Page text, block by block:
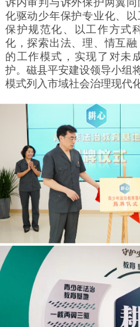
诉内审判与诉外保护两翼
化驱动少年保护专业化、
保护规范化、以工作方式
化，探索出法、理、情互
的工作模式，实现了对未
护。磁县平安建设领导小组
模式列入市域社会治理现代